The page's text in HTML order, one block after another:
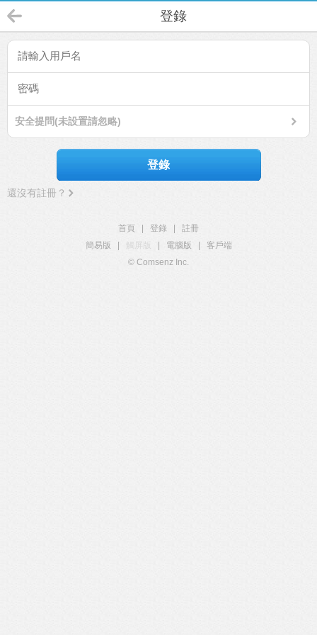
登錄
安全提問(未設置請忽略)
登錄
還沒有註冊？
首頁 登錄
註冊
簡易版
觸屏版 電腦版
客戶端
© Comsenz Inc.